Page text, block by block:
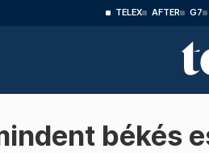
TELEX AFTER G7
békés